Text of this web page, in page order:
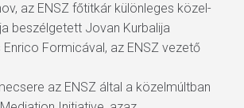
az ENSZ főtitkár különleges közel-
beszélgetett Jovan Kurbalija
Formicával, az ENSZ vezető
az ENSZ által a közelmúltban